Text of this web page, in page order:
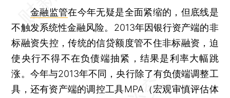
金融监管在今年无疑是全面紧缩的，但底线是
不触发系统性金融风险。2013年因银行资产端的非
标融资失控，传统的信贷额度管不住非标融资，迫
使央行不得不在负债端抽紧，结果是利率大幅跳
涨。今年与2013年不同，央行除了有负债端调整工
具，还有资产端的调控工具MPA（宏观审慎评估体